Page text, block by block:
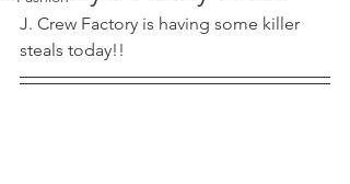
J. Crew Factory is having some killer
steals today!!